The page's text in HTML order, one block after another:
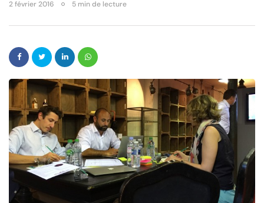
2 février 2016 5 min de lecture